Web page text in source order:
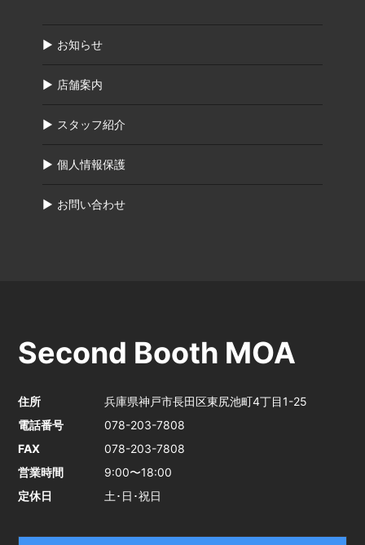
お知らせ
店舗案内
スタッフ紹介
個人情報保護
お問い合わせ
Second Booth MOA
住所
兵庫県神戸市長田区東尻池町4丁目1-25
電話番号
078-203-7808
FAX
078-203-7808
営業時間
9:00〜18:00
定休日
土･日･祝日